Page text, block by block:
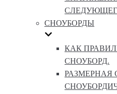
СНОУБОРДЫ
КАК
СНОУБОРД.
РАЗМЕРНАЯ